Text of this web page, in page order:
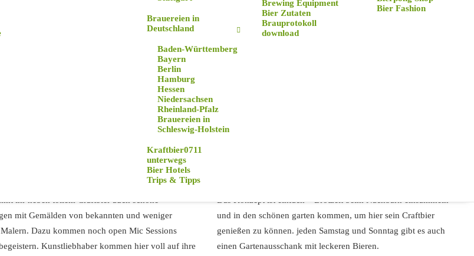
Brauereien in
Deutschland
Baden-Württemberg
Bayern
Berlin
Hamburg
Hessen
Niedersachsen
Rheinland-Pfalz
Brauereien in
Schleswig-Holstein
Kraftbier0711
unterwegs
Bier Hotels
Trips & Tipps
Brewing Equipment
Bier Zutaten
Brauprotokoll
download
Bier Fashion
ihr neben tollem Craftbier auch schöne
mit Gemälden von bekannten und weniger
Dazu kommen noch open Mic Sessions
Kunstliebhaber kommen hier voll auf ihre
Das Konzept ist einfach – Brotzeit beim Nachbarn einsammeln
und in den schönen garten kommen, um hier sein Craftbier
genießen zu können. jeden Samstag und Sonntag gibt es auch
einen Gartenausschank mit leckeren Bieren.